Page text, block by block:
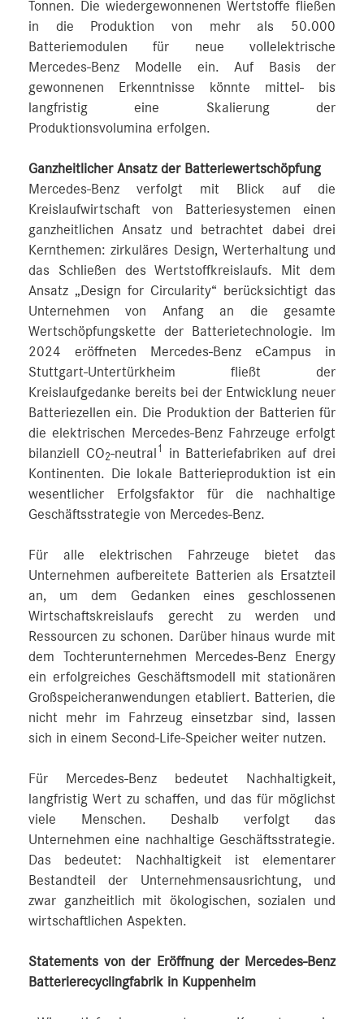
Tonnen. Die wiedergewonnenen Wertstoffe fließen
in die Produktion von mehr als 50.000
Batteriemodulen für neue vollelektrische
Mercedes-Benz Modelle ein. Auf Basis der
gewonnenen Erkenntnisse könnte mittel- bis
langfristig eine Skalierung der
Produktionsvolumina erfolgen.
Ganzheitlicher Ansatz der Batteriewertschöpfung
Mercedes-Benz verfolgt mit Blick auf die
Kreislaufwirtschaft von Batteriesystemen einen
ganzheitlichen Ansatz und betrachtet dabei drei
Kernthemen: zirkuläres Design, Werterhaltung und
das Schließen des Wertstoffkreislaufs. Mit dem
Ansatz „Design for Circularity“ berücksichtigt das
Unternehmen von Anfang an die gesamte
Wertschöpfungskette der Batterietechnologie. Im
2024 eröffneten Mercedes-Benz eCampus in
Stuttgart-Untertürkheim fließt der
Kreislaufgedanke bereits bei der Entwicklung neuer
Batteriezellen ein. Die Produktion der Batterien für
die elektrischen Mercedes-Benz Fahrzeuge erfolgt
bilanziell CO2-neutral 1
in Batteriefabriken auf drei
Kontinenten. Die lokale Batterieproduktion ist ein
wesentlicher Erfolgsfaktor für die nachhaltige
Geschäftsstrategie von Mercedes-Benz.
Für alle elektrischen Fahrzeuge bietet das
Unternehmen aufbereitete Batterien als Ersatzteil
an, um dem Gedanken eines geschlossenen
Wirtschaftskreislaufs gerecht zu werden und
Ressourcen zu schonen. Darüber hinaus wurde mit
dem Tochterunternehmen Mercedes-Benz Energy
ein erfolgreiches Geschäftsmodell mit stationären
Großspeicheranwendungen etabliert. Batterien, die
nicht mehr im Fahrzeug einsetzbar sind, lassen
sich in einem Second-Life-Speicher weiter nutzen.
Für Mercedes-Benz bedeutet Nachhaltigkeit,
langfristig Wert zu schaffen, und das für möglichst
viele Menschen. Deshalb verfolgt das
Unternehmen eine nachhaltige Geschäftsstrategie.
Das bedeutet: Nachhaltigkeit ist elementarer
Bestandteil der Unternehmensausrichtung, und
zwar ganzheitlich mit ökologischen, sozialen und
wirtschaftlichen Aspekten.
Statements von der Eröffnung der Mercedes-Benz
Batterierecyclingfabrik in Kuppenheim